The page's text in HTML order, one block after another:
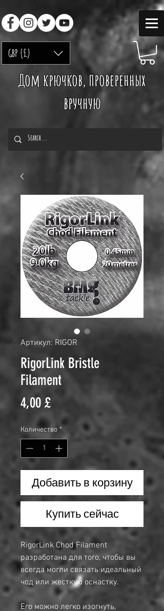
GBP (£)
Дом крючков, проверенных
вручную
Артикул: RIGOR
RigorLink Bristle
Filament
4,00 £Цена
Количество *
Добавить в корзину
Купить сейчас
RigorLink Chod Filament
разработана для того, чтобы вы
всегда могли связать идеальный
чод или жесткую оснастку.
Его можно легко изогнуть,